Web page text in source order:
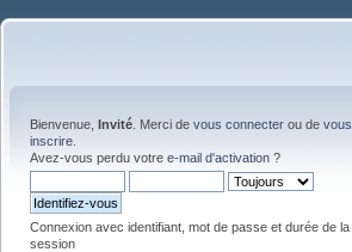
Bienvenue, Invité . Merci de vous connecter ou de vous
inscrire
Avez-vous perdu votre e-mail d'activation ?
Connexion avec identifiant, mot de passe et durée de la
session